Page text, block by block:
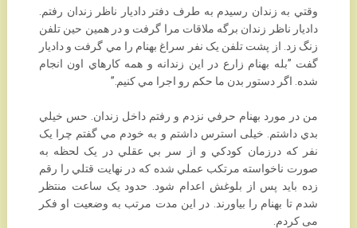
وقتي به زندان رسيدم به طرف دفتر داديار ناظر زندان رفتم.
داديار ناظر زندان برگه ملاقات مرا گرفت و در ‏همين حين تلفن
زنگ زد. از پشت تلفن يک نفر سراغ بهنام را مي گرفت و داديار
گفت‏‎ ‎‏”بله بهنام زارع در ‏اين زندانه و همه کارهاي اون انجام
شده. اگر دستور بدن ما حکم رو اجرا مي کنيم.” ‏
من در مورد بهنام حرفي نزدم و رفتم داخل زندان. حس خيلي
بدي داشتم. خیلی استرس داشتم و به خودم ‏مي گفتم چرا يک
نفر که درزمان کودکي و از سر بي عقلي در يک لحظه به
صورت ناخواسته مرتکب عملي ‏شده که در نهايت قتلي را رقم
زده بايد پس از بلوغش اعدام شود. حدود یک ساعت منتظر
شدم تا بهنام را ‏بیاورند. در این مدت مرتب به وضعیت او فکر
می کردم.‏